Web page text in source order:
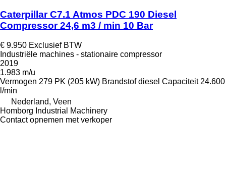
Caterpillar C7.1 Atmos PDC 190 Diesel
Compressor 24,6 m3 / min 10 Bar
€ 9.950 Exclusief BTW
Industriële machines - stationaire compressor
2019
1.983 m/u
Vermogen 279 PK (205 kW) Brandstof diesel Capaciteit 24.600
l/min
Nederland, Veen
Homborg Industrial Machinery
Contact opnemen met verkoper